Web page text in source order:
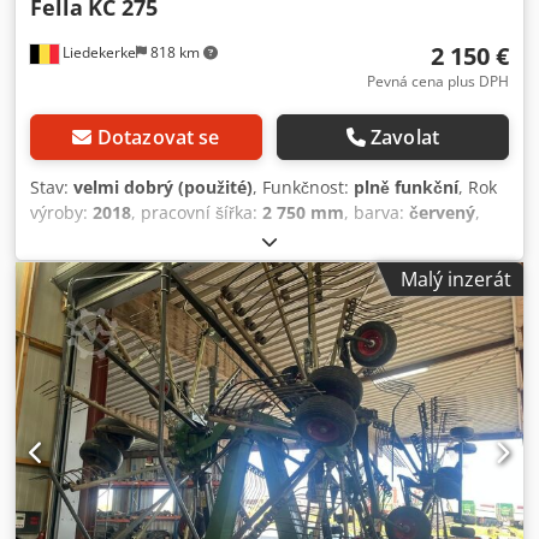
Liedekerke 818 km
Fella KC 275
2 150 €
Pevná cena plus DPH
Dotazovat se Zavolat
Stav: velmi dobrý (použité), Funkčnost: plně funkční, Rok
výroby: 2018, pracovní šířka: 2 750 mm, barva: červený,
, celková výška:
celková šířka:3 000 mm, číslo stroje/vozidla:EFA00914,
Stroj na drcení a rozprostření sena – v podstatě nový –
málo používaný až do července 2026, prodává se kvůli
nákupu kombinovaného stroje na sekání a drcení. Crjdozq
S Dtspfx Ap Isf Vždy skladován v suchu, pravidelně čištěn a
mazán. Nastavitelné kolo pro regulaci hloubky pružinových
zubů. Nastavitelné drcení ve 4 polohách. Velmi vzácné najít
v ojetém stavu, a už vůbec ne v tak dobrém stavu. Vše v
perfektním stavu: pneumatiky, pružinové zuby, pohyblivé
díly, nosný rám atd.
Malý inzerát